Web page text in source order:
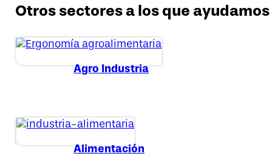
Otros sectores a los que ayudamos
Agro Industria
Alimentación